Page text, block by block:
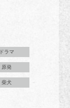
ドラマ
原発
柴犬